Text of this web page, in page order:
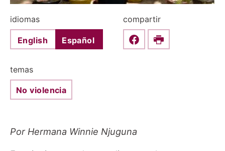
idiomas
English Español
compartir
Share this on Facebook
Print
temas
No violencia
Por Hermana Winnie Njuguna